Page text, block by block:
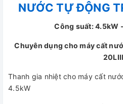
NƯỚC TỰ ĐỘNG
Công suất: 4.5kW
Chuyên dụng cho máy cất
20LIII
Thanh gia nhiệt cho máy cất
4.5kW